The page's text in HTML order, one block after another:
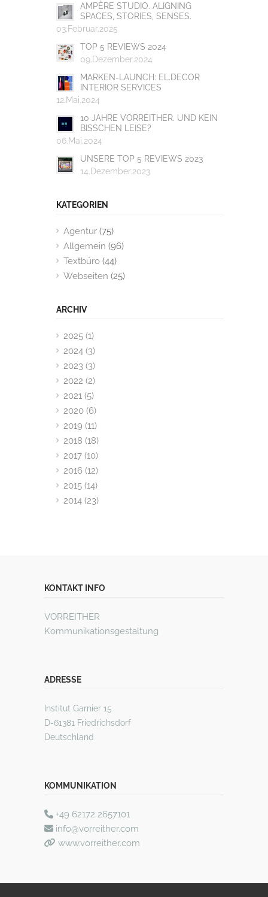
AMPÈRE STUDIO. ALIGNING
SPACES, STORIES, SENSES.
03.Februar.2025
TOP 5 REVIEWS 2024
09.Dezember.2024
MARKEN-LAUNCH: EL.DECOR
INTERIOR SERVICES
12.Mai.2024
10 JAHRE VORREITHER. UND KEIN
BISSCHEN LEISE?
06.Mai.2024
UNSERE TOP 5 REVIEWS 2023
14.Dezember.2023
KATEGORIEN
Agentur (75)
Allgemein (96)
Textbüro (44)
Webseiten (25)
ARCHIV
2025 (1)
2024 (3)
2023 (3)
2022 (2)
2021 (5)
2020 (6)
2019 (11)
2018 (18)
2017 (10)
2016 (12)
2015 (14)
2014 (23)
KONTAKT INFO
VORREITHER
Kommunikationsgestaltung
ADRESSE
Institut Garnier 15
D-61381 Friedrichsdorf
Deutschland
KOMMUNIKATION
+49 62172 2657101
info@vorreither.com
www.vorreither.com